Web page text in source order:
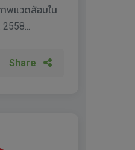
พแวดล้อมใน
Share